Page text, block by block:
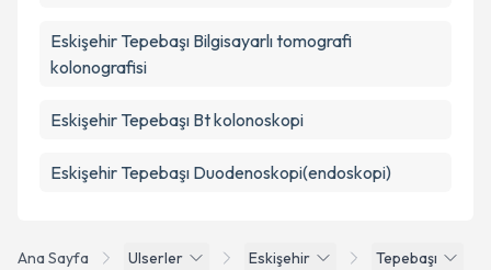
Ana Sayfa Ulserler Eskişehir Tepebaşı
Eskişehir Tepebaşı Bilgisayarlı tomografi
kolonografisi
Eskişehir Tepebaşı Bt kolonoskopi
Eskişehir Tepebaşı Duodenoskopi(endoskopi)